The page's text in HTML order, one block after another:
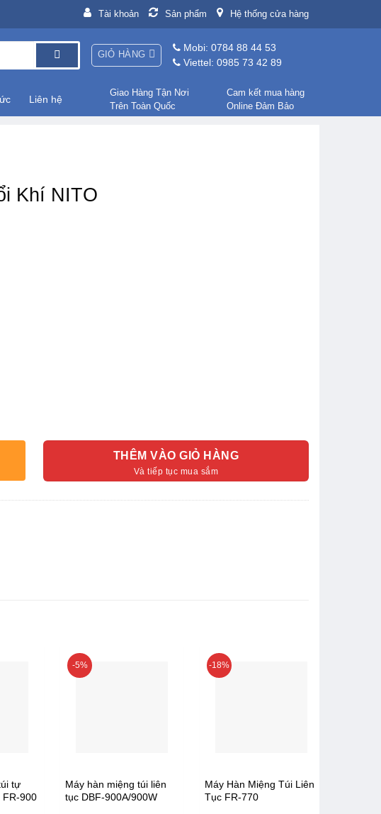
Tài khoản Sản phẩm Hệ thống cửa hàng
GIỎ HÀNG
Mobi: 0784 88 44 53
Viettel: 0985 73 42 89
Liên hệ
Giao Hàng Tận Nơi
Trên Toàn Quốc
Cam kết mua hàng
Online Đảm Bảo
Khí NITO
THÊM VÀO GIỎ HÀNG
tự
FR-900
-5%
Máy hàn miệng túi liên
tục DBF-900A/900W
-18%
Máy Hàn Miệng Túi Liên
Tục FR-770